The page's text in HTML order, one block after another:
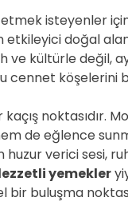
isteyenler
etkileyici doğal
ve kültürle değil,
cennet köşelerini
noktasıdır.
de eğlence
huzur verici sesi,
yemekler
buluşma